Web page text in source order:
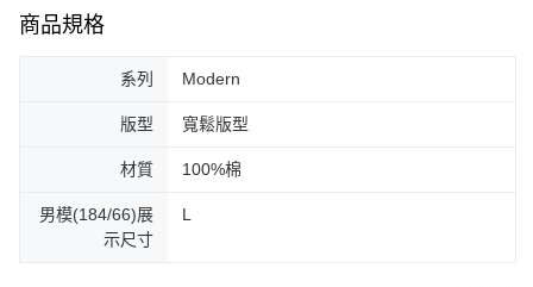
商品規格
系列 Modern
版型 寬鬆版型
材質 100%棉
男模(184/66)展
示尺寸
L